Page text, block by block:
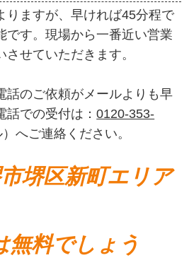
りますが、早ければ45分程で
です。現場から一番近い営業
せていただきます。
話のご依頼がメールよりも早
話での受付は：0120-353-
へご連絡ください。
堺区新町エリア
無料でしょう